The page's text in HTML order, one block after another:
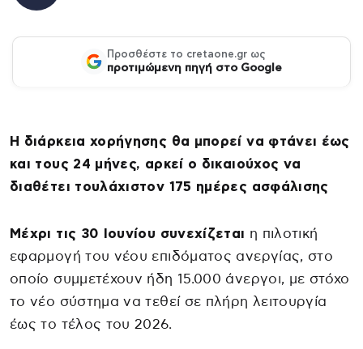
Προσθέστε το cretaone.gr ως
προτιμώμενη πηγή στο Google
Η διάρκεια χορήγησης θα μπορεί να φτάνει έως
και τους 24 μήνες, αρκεί ο δικαιούχος να
διαθέτει τουλάχιστον 175 ημέρες ασφάλισης
Μέχρι τις 30 Ιουνίου συνεχίζεται η πιλοτική
εφαρμογή του νέου επιδόματος ανεργίας, στο
οποίο συμμετέχουν ήδη 15.000 άνεργοι, με στόχο
το νέο σύστημα να τεθεί σε πλήρη λειτουργία
έως το τέλος του 2026.